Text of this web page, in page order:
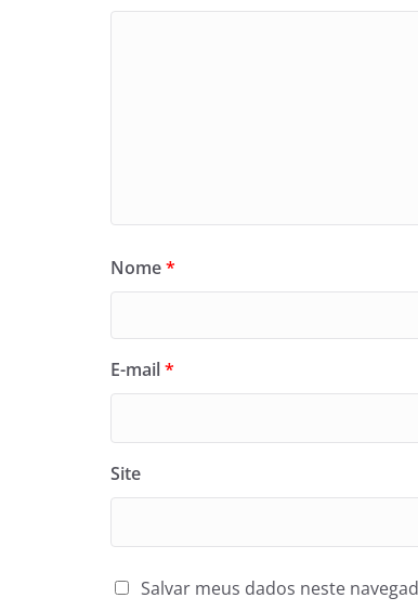
Nome*
E-mail*
Site
Salvar meus dados neste